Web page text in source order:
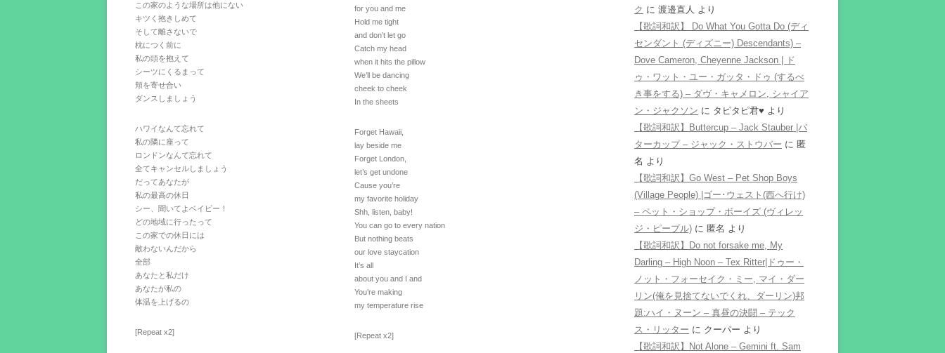
この家のような場所は他にない
キツく抱きしめて
そして離さないで
枕につく前に
私の頭を抱えて
シーツにくるまって
頬を寄せ合い
ダンスしましょう
ハワイなんて忘れて
私の隣に座って
ロンドンなんて忘れて
全てキャンセルしましょう
だってあなたが
私の最高の休日
シー、聞いてよベイビー！
どの地域に行ったって
この家での休日には
敵わないんだから
全部
あなたと私だけ
あなたが私の
体温を上げるの
[Repeat x2]
for you and me
Hold me tight
and don’t let go
Catch my head
when it hits the pillow
We’ll be dancing
cheek to cheek
In the sheets
Forget Hawaii,
lay beside me
Forget London,
let’s get undone
Cause you’re
my favorite holiday
Shh, listen, baby!
You can go to every nation
But nothing beats
our love staycation
It’s all
about you and I and
You’re making
my temperature rise
[Repeat x2]
ク に 渡邉直人 より
【歌詞和訳】 Do What You Gotta Do (ディ
センダント (ディズニー) Descendants) –
Dove Cameron, Cheyenne Jackson | ド
ゥ・ワット・ユー・ガッタ・ドゥ (するべ
き事をする) – ダヴ・キャメロン, シャイア
ン・ジャクソン に タピタピ君♥️ より
【歌詞和訳】Buttercup – Jack Stauber |バ
ターカップ – ジャック・ストウバー に 匿
名 より
【歌詞和訳】Go West – Pet Shop Boys
(Village People) |ゴー･ウェスト(西へ行け)
– ペット・ショップ・ボーイズ (ヴィレッ
ジ・ピープル) に 匿名 より
【歌詞和訳】Do not forsake me, My
Darling – High Noon – Tex Ritter|ドゥー・
ノット・フォーセイク・ミー, マイ・ダー
リン(俺を見捨てないでくれ、ダーリン)邦
題:ハイ・ヌーン – 真昼の決闘 – テック
ス・リッター に クーパー より
【歌詞和訳】Not Alone – Gemini ft. Sam